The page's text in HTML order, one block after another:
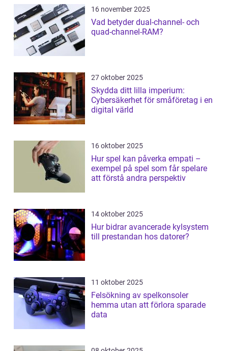
16 november 2025
Vad betyder dual-channel- och
quad-channel-RAM?
27 oktober 2025
Skydda ditt lilla imperium:
Cybersäkerhet för småföretag i en
digital värld
16 oktober 2025
Hur spel kan påverka empati –
exempel på spel som får spelare
att förstå andra perspektiv
14 oktober 2025
Hur bidrar avancerade kylsystem
till prestandan hos datorer?
11 oktober 2025
Felsökning av spelkonsoler
hemma utan att förlora sparade
data